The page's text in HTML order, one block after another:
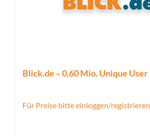
Blick.de – 0,60 Mio. Unique User
Für Preise bitte einloggen/registrieren